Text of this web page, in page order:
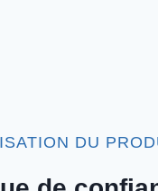
DU